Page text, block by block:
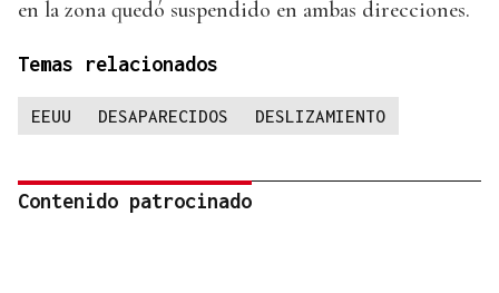
en la zona quedó suspendido en ambas direcciones.
Temas relacionados
EEUU DESAPARECIDOS DESLIZAMIENTO
Contenido patrocinado